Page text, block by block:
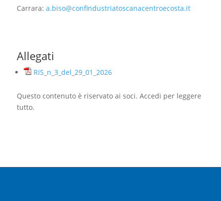
Carrara: a.biso@confindustriatoscanacentroecosta.it
Allegati
RIS_n_3_del_29_01_2026
Questo contenuto è riservato ai soci. Accedi per leggere
tutto.